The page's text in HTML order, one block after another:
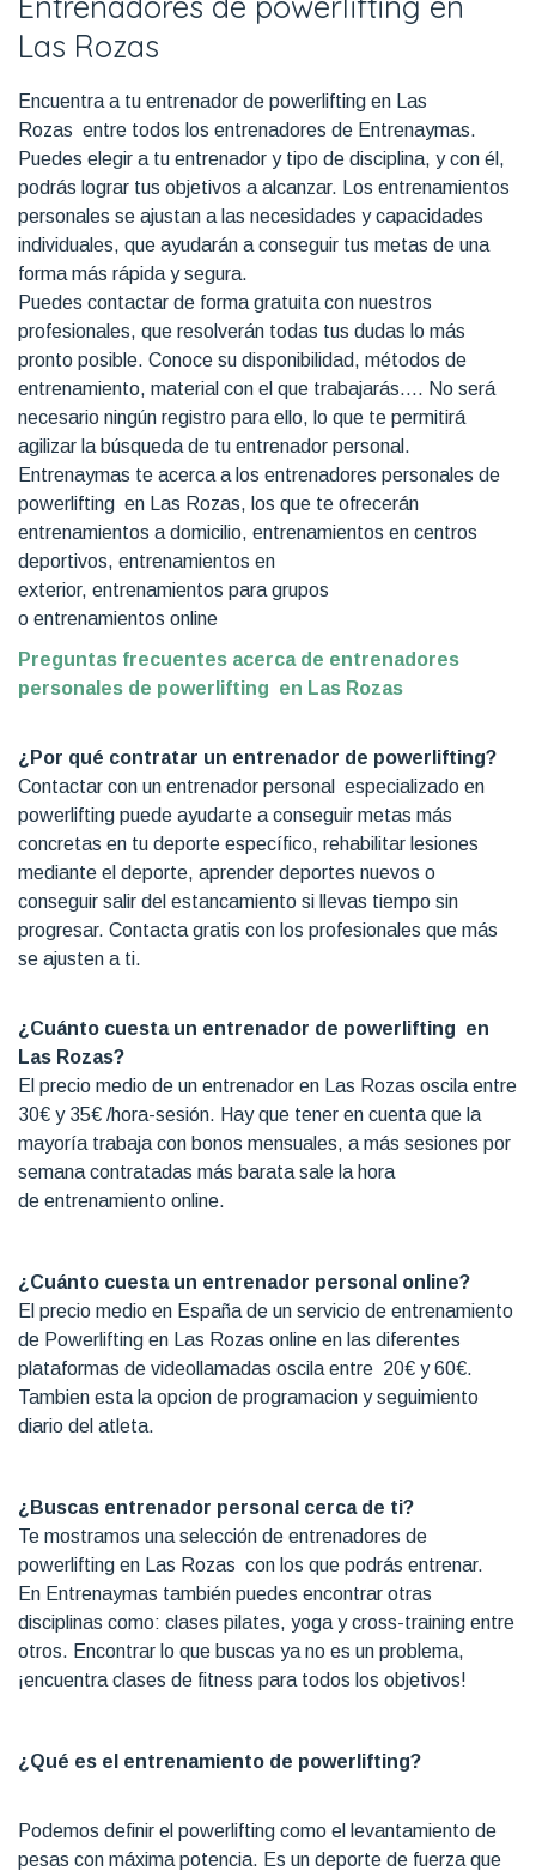
Las Rozas
Encuentra a tu entrenador de powerlifting en Las
Rozas entre todos los entrenadores de Entrenaymas.
Puedes elegir a tu entrenador y tipo de disciplina, y con él,
podrás lograr tus objetivos a alcanzar. Los entrenamientos
personales se ajustan a las necesidades y capacidades
individuales, que ayudarán a conseguir tus metas de una
forma más rápida y segura.
Puedes contactar de forma gratuita con nuestros
profesionales, que resolverán todas tus dudas lo más
pronto posible. Conoce su disponibilidad, métodos de
entrenamiento, material con el que trabajarás…. No será
necesario ningún registro para ello, lo que te permitirá
agilizar la búsqueda de tu entrenador personal.
Entrenaymas te acerca a los entrenadores personales de
powerlifting en Las Rozas, los que te ofrecerán
entrenamientos a domicilio, entrenamientos en centros
deportivos, entrenamientos en
exterior, entrenamientos para grupos
o entrenamientos online
Preguntas frecuentes acerca de entrenadores
personales de powerlifting en Las Rozas
¿Por qué contratar un entrenador de powerlifting?
Contactar con un entrenador personal especializado en
powerlifting puede ayudarte a conseguir metas más
concretas en tu deporte específico, rehabilitar lesiones
mediante el deporte, aprender deportes nuevos o
conseguir salir del estancamiento si llevas tiempo sin
progresar. Contacta gratis con los profesionales que más
se ajusten a ti.
¿Cuánto cuesta un entrenador de powerlifting en
Las Rozas?
El precio medio de un entrenador en Las Rozas oscila entre
30€ y 35€ /hora-sesión. Hay que tener en cuenta que la
mayoría trabaja con bonos mensuales, a más sesiones por
semana contratadas más barata sale la hora
de entrenamiento online.
¿Cuánto cuesta un entrenador personal online?
El precio medio en España de un servicio de entrenamiento
de Powerlifting en Las Rozas online en las diferentes
plataformas de videollamadas oscila entre 20€ y 60€.
Tambien esta la opcion de programacion y seguimiento
diario del atleta.
¿Buscas entrenador personal cerca de ti?
Te mostramos una selección de entrenadores de
powerlifting en Las Rozas con los que podrás entrenar.
En Entrenaymas también puedes encontrar otras
disciplinas como: clases pilates, yoga y cross-training entre
otros. Encontrar lo que buscas ya no es un problema,
¡encuentra clases de fitness para todos los objetivos!
¿Qué es el entrenamiento de powerlifting?
Podemos definir el powerlifting como el levantamiento de
pesas con máxima potencia. Es un deporte de fuerza que